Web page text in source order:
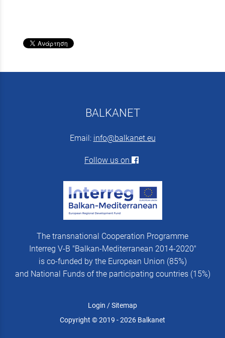
BALKANET
Email: info@balkanet.eu
Follow us on
The transnational Cooperation Programme
Interreg V-B "Balkan-Mediterranean 2014-2020"
is co-funded by the European Union (85%)
and National Funds of the participating countries (15%)
Login /Sitemap
Copyright © 2019 - 2026 Balkanet